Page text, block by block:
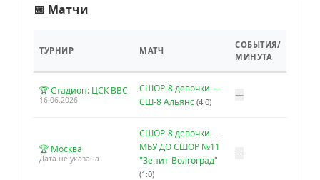
📅 Матчи
ТУРНИР МАТЧ
СОБЫТИЯ/
МИНУТА
🏆 Стадион: ЦСК ВВС
16.06.2026
СШОР-8 девочки —
СШ-8 Альянс (4:0)
—
🏆 Москва
Дата не указана
СШОР-8 девочки —
МБУ ДО СШОР №11
"Зенит-Волгоград"
(1:0)
—